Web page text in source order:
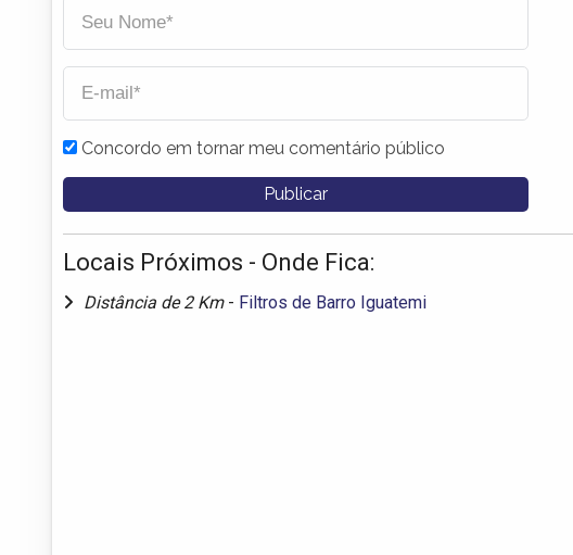
Concordo em tornar meu comentário público
Locais Próximos - Onde Fica:
Distância de 2 Km - Filtros de Barro Iguatemi